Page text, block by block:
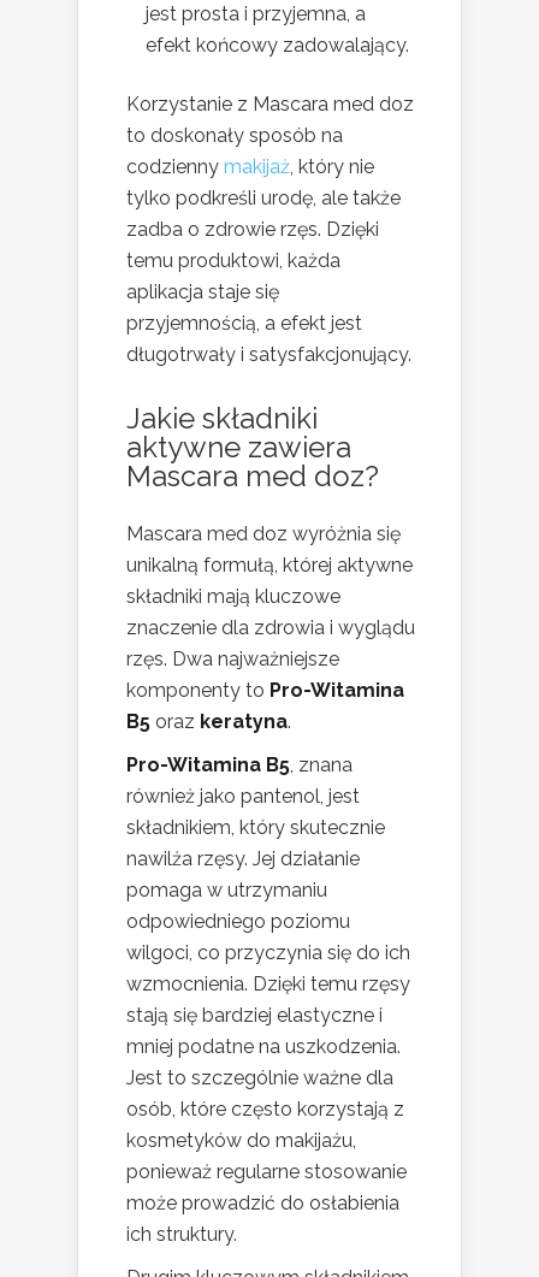
jest prosta i przyjemna, a
efekt końcowy zadowalający.
Korzystanie z Mascara med doz
to doskonały sposób na
codzienny makijaż, który nie
tylko podkreśli urodę, ale także
zadba o zdrowie rzęs. Dzięki
temu produktowi, każda
aplikacja staje się
przyjemnością, a efekt jest
długotrwały i satysfakcjonujący.
Jakie składniki
aktywne zawiera
Mascara med doz?
Mascara med doz wyróżnia się
unikalną formułą, której aktywne
składniki mają kluczowe
znaczenie dla zdrowia i wyglądu
rzęs. Dwa najważniejsze
komponenty to Pro-Witamina
B5 oraz keratyna.
Pro-Witamina B5, znana
również jako pantenol, jest
składnikiem, który skutecznie
nawilża rzęsy. Jej działanie
pomaga w utrzymaniu
odpowiedniego poziomu
wilgoci, co przyczynia się do ich
wzmocnienia. Dzięki temu rzęsy
stają się bardziej elastyczne i
mniej podatne na uszkodzenia.
Jest to szczególnie ważne dla
osób, które często korzystają z
kosmetyków do makijażu,
ponieważ regularne stosowanie
może prowadzić do osłabienia
ich struktury.